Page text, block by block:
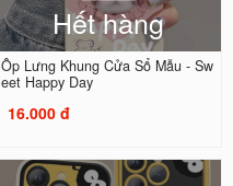
Hết hàng
Ốp Lưng Khung Cửa Sổ Mẫu - Sw
eet Happy Day
16.000 đ